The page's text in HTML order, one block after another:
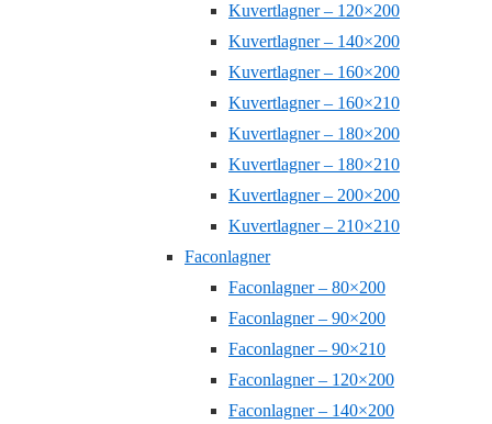
Kuvertlagner – 120×200
Kuvertlagner – 140×200
Kuvertlagner – 160×200
Kuvertlagner – 160×210
Kuvertlagner – 180×200
Kuvertlagner – 180×210
Kuvertlagner – 200×200
Kuvertlagner – 210×210
Faconlagner
Faconlagner – 80×200
Faconlagner – 90×200
Faconlagner – 90×210
Faconlagner – 120×200
Faconlagner – 140×200